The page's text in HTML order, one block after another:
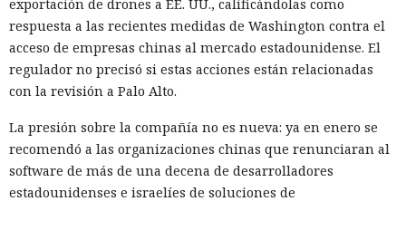
exportación de drones a EE. UU., calificándolas como
respuesta a las recientes medidas de Washington contra el
acceso de empresas chinas al mercado estadounidense. El
regulador no precisó si estas acciones están relacionadas
con la revisión a Palo Alto.
La presión sobre la compañía no es nueva: ya en enero se
recomendó a las organizaciones chinas que renunciaran al
software de más de una decena de desarrolladores
estadounidenses e israelíes de soluciones de